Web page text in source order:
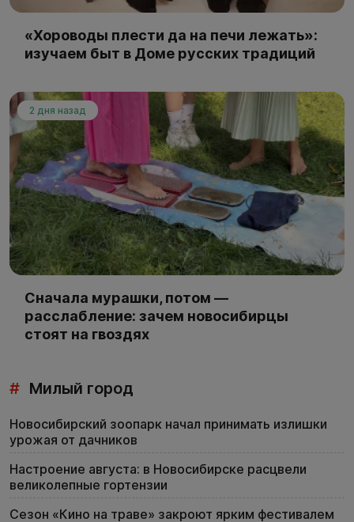
«Хороводы плести да на печи лежать»:
изучаем быт в Доме русских традиций
2 дня назад
Сначала мурашки, потом —
расслабление: зачем новосибирцы
стоят на гвоздях
# Милый город
Новосибирский зоопарк начал принимать излишки
урожая от дачников
Настроение августа: в Новосибирске расцвели
великолепные гортензии
Сезон «Кино на траве» закроют ярким фестивалем